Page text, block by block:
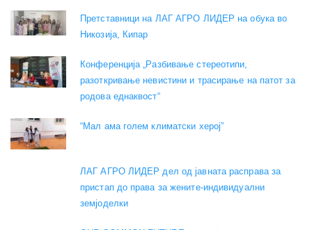
Претставници на ЛАГ АГРО ЛИДЕР на обука во
Никозија, Кипар
Конференција „Разбивање стереотипи,
разоткривање невистини и трасирање на патот за
родова еднаквост“
“Мал ама голем климатски херој”
ЛАГ АГРО ЛИДЕР дел од јавната расправа за
пристап до права за жените-индивидуални
земјоделки